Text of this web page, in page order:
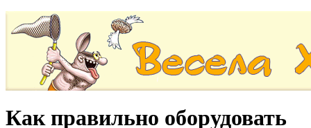
Как правильно оборудовать